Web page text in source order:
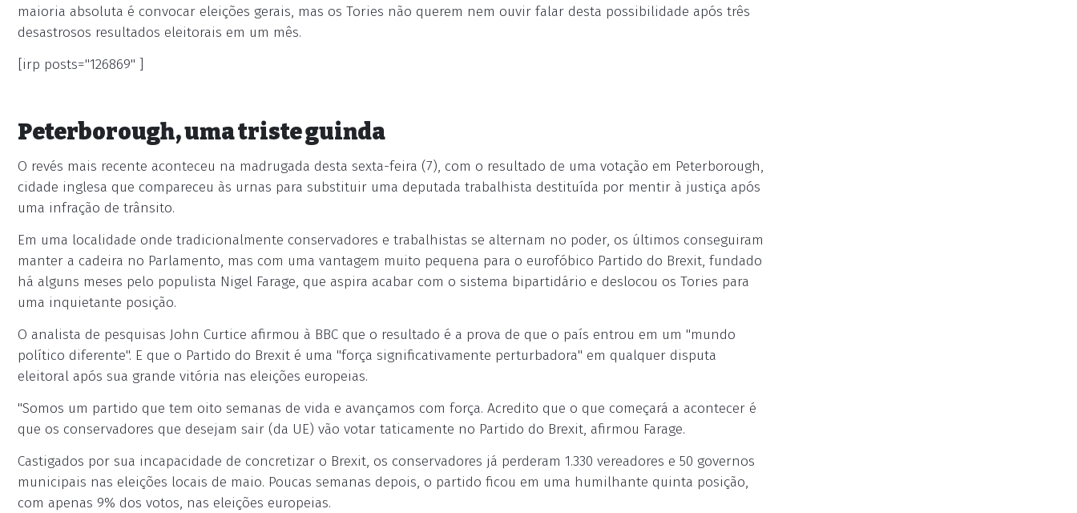
maioria absoluta é convocar eleições gerais, mas os Tories não querem nem ouvir falar desta possibilidade após três
desastrosos resultados eleitorais em um mês.
[irp posts="126869" ]
Peterborough, uma triste guinda
O revés mais recente aconteceu na madrugada desta sexta-feira (7), com o resultado de uma votação em Peterborough,
cidade inglesa que compareceu às urnas para substituir uma deputada trabalhista destituída por mentir à justiça após
uma infração de trânsito.
Em uma localidade onde tradicionalmente conservadores e trabalhistas se alternam no poder, os últimos conseguiram
manter a cadeira no Parlamento, mas com uma vantagem muito pequena para o eurofóbico Partido do Brexit, fundado
há alguns meses pelo populista Nigel Farage, que aspira acabar com o sistema bipartidário e deslocou os Tories para
uma inquietante posição.
O analista de pesquisas John Curtice afirmou à BBC que o resultado é a prova de que o país entrou em um "mundo
político diferente". E que o Partido do Brexit é uma "força significativamente perturbadora" em qualquer disputa
eleitoral após sua grande vitória nas eleições europeias.
"Somos um partido que tem oito semanas de vida e avançamos com força. Acredito que o que começará a acontecer é
que os conservadores que desejam sair (da UE) vão votar taticamente no Partido do Brexit, afirmou Farage.
Castigados por sua incapacidade de concretizar o Brexit, os conservadores já perderam 1.330 vereadores e 50 governos
municipais nas eleições locais de maio. Poucas semanas depois, o partido ficou em uma humilhante quinta posição,
com apenas 9% dos votos, nas eleições europeias.